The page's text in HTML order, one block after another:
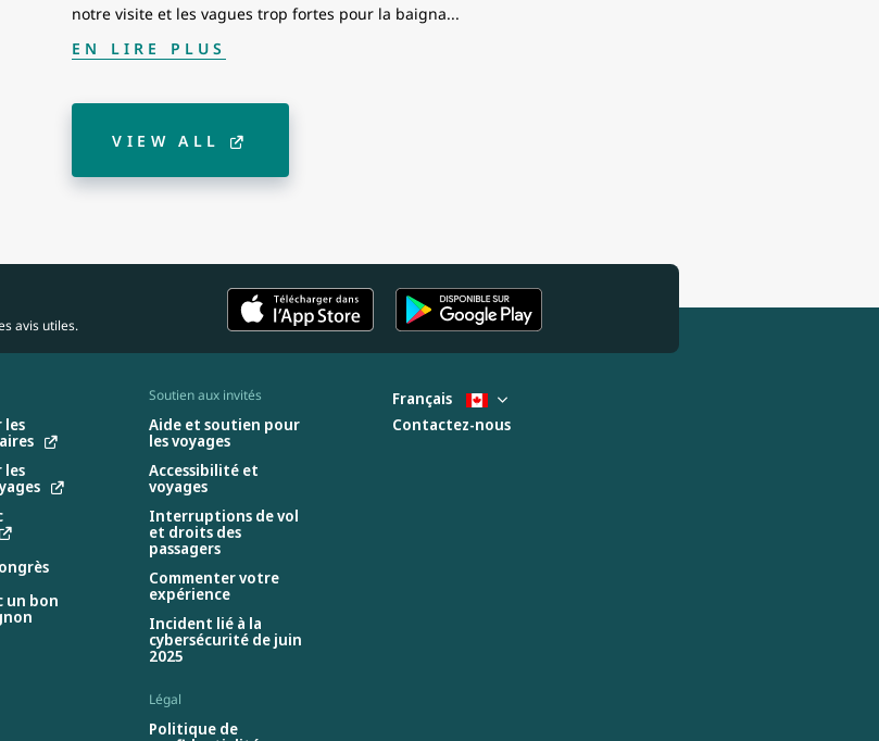
notre visite et les vagues trop fortes pour la baigna...
EN LIRE PLUS
VIEW ALL
avis utiles.
les
les
un bon
Soutien aux invités
Aide et soutien pour
les voyages
Accessibilité et
voyages
Interruptions de vol
et droits des
passagers
Commenter votre
expérience
Incident lié à la
cybersécurité de juin
2025
Légal
Politique de
Français
Contactez-nous